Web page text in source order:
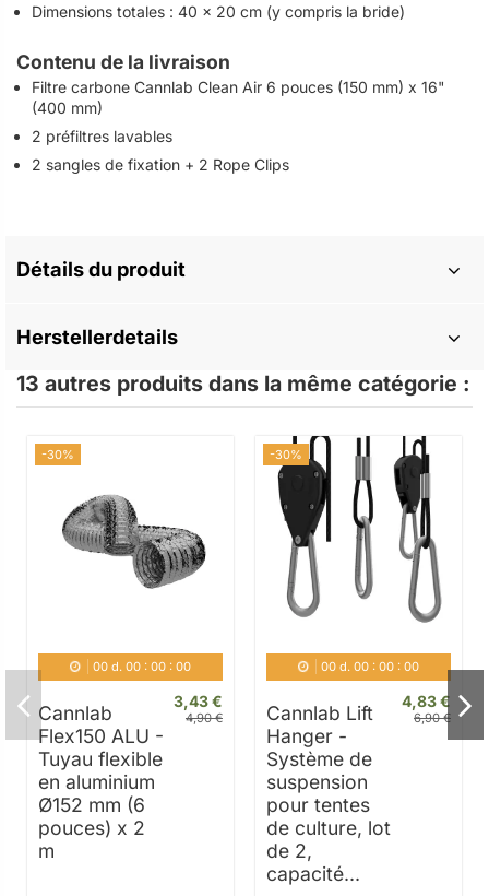
Dimensions totales : 40 x 20 cm (y compris la bride)
Contenu de la livraison
Filtre carbone Cannlab Clean Air 6 pouces (150 mm) x 16"
(400 mm)
2 préfiltres lavables
2 sangles de fixation + 2 Rope Clips
Détails du produit
Herstellerdetails
13 autres produits dans la même catégorie :
-30%
00d. 00: 00: 00
Cannlab
Flex150 ALU -
Tuyau flexible
en aluminium
Ø152 mm (6
pouces) x 2
m
3,43 €
4,90 €
-30%
00d. 00: 00: 00
Cannlab Lift
Hanger -
Système de
suspension
pour tentes
de culture, lot
de 2,
capacité...
4,83 €
6,90 €